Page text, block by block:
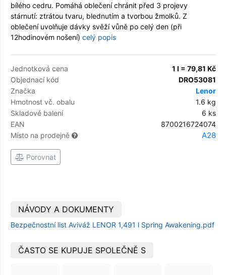
bílého cedru. Pomáhá oblečení chránit před 3 projevy
stárnutí: ztrátou tvaru, blednutím a tvorbou žmolků. Z
oblečení uvolňuje dávky svěží vůně po celý den (při
12hodinovém nošení) celý popis
Jednotková cena
1 l = 79,81 Kč
Objednací kód
DRO53081
Značka
Lenor
Hmotnost vč. obalu
1.6 kg
Skladové balení
6 ks
EAN
8700216724074
Místo na prodejně
A28
Porovnat
NÁVODY A DOKUMENTY
Bezpečnostní list Aviváž LENOR 1,491 l Spring Awakening.pdf
ČASTO SE KUPUJE SPOLEČNĚ S